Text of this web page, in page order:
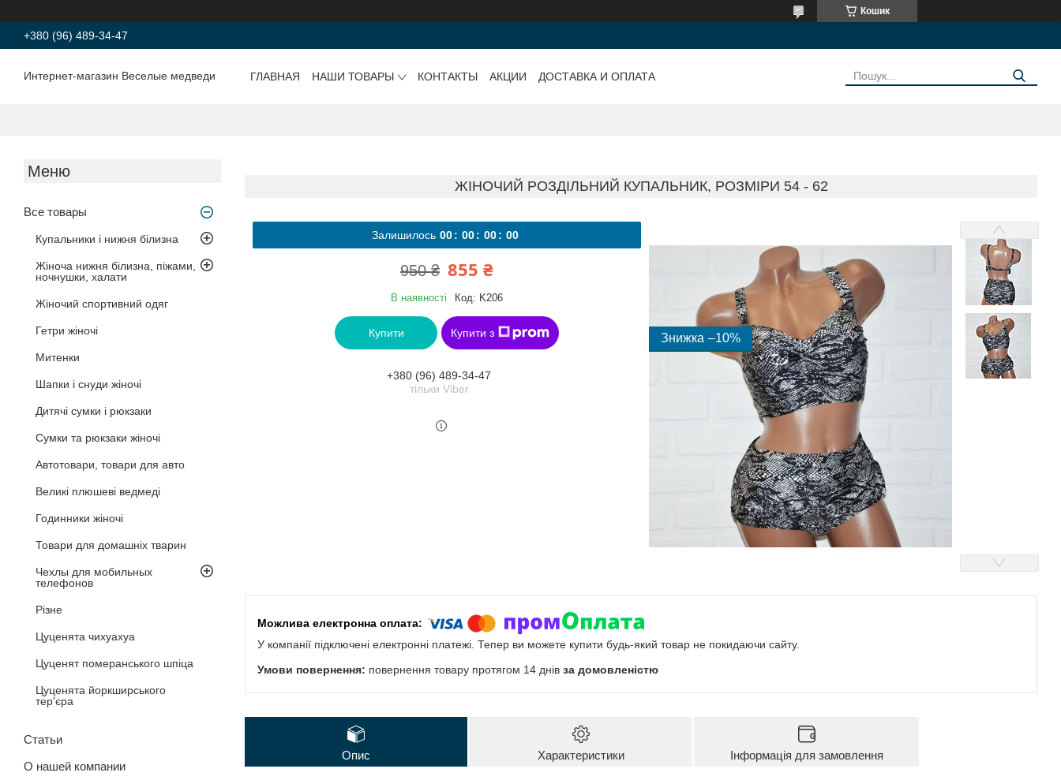
Кошик
+380 (96) 489-34-47
Интернет-магазин Веселые медведи ГЛАВНАЯ НАШИ ТОВАРЫ КОНТАКТЫ АКЦИИ ДОСТАВКА И ОПЛАТА
Все товары
Купальники і нижня білизна
Жіноча нижня білизна, піжами,
ночнушки, халати
Жіночий спортивний одяг
Гетри жіночі
Митенки
Шапки і снуди жіночі
Дитячі сумки і рюкзаки
Сумки та рюкзаки жіночі
Автотовари, товари для авто
Великі плюшеві ведмеді
Годинники жіночі
Товари для домашніх тварин
Чехлы для мобильных
телефонов
Різне
Цуценята чихуахуа
Цуценят померанського шпіца
Цуценята йоркширського
тер'єра
Статьи
О нашей компании
ЖІНОЧИЙ РОЗДІЛЬНИЙ КУПАЛЬНИК, РОЗМІРИ 54 - 62
Залишилось 00 00 00 00
950 ₴ 855 ₴
В наявності Код: K206
Купити Купити з
+380 (96) 489-34-47
тільки Viber
–10%
У компанії підключені електронні платежі. Тепер ви можете купити будь-який товар не покидаючи сайту.
повернення товару протягом 14 днів за домовленістю
Опис Характеристики Інформація для замовлення